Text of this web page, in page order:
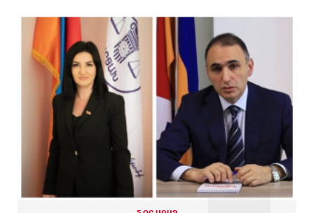
ԱՌԱՋ
գրեթե ամբողջ շաբաթ գերազանցել է թույլատրելի
սահմանը
Իրանը պատրաստ է բացել Հորմուզի նեղուցը, եթե
ԱՄՆ-ն ընդունի հանրապետության պայմանները
Երևանում անցկացվել է հաշմանդամություն
ունեցող անձանց միջազգային մարզական
փառատոն
Դմիտրի Մեդվեդև. Արևմուտքի
քաղաքականությունը Հայաստանի նկատմամբ
կրկնում է վրացական սցենարը